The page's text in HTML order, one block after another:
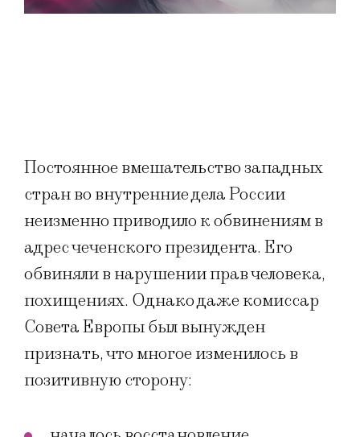
Постоянное вмешательство западных
стран во внутренние дела России
неизменно приводило к обвинениям в
адрес чеченского президента. Его
обвиняли в нарушении прав человека,
похищениях. Однако даже комиссар
Совета Европы был вынужден
признать, что многое изменилось в
позитивную сторону: